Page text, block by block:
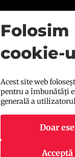
Folosim
cookie-
Acest site web
pentru a îmbunătăți
generală a
Doar